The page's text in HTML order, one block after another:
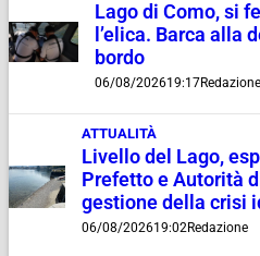
Lago di Como, si
l’elica. Barca alla
bordo
06/08/202619:17Redazione
ATTUALITÀ
Livello del Lago,
Prefetto e Autorità
gestione della crisi
06/08/202619:02Redazione